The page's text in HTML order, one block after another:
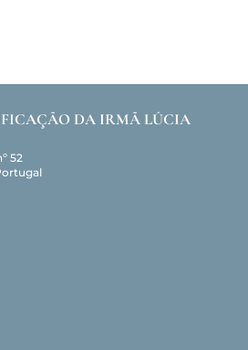
DA IRMÃ LÚCIA
52